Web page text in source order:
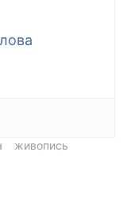
живопись